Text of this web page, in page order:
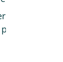
som regel
flyplassen.